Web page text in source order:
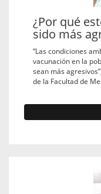
¿Por qué
sido más
“Las condiciones
vacunación en la
sean más
de la Facultad de